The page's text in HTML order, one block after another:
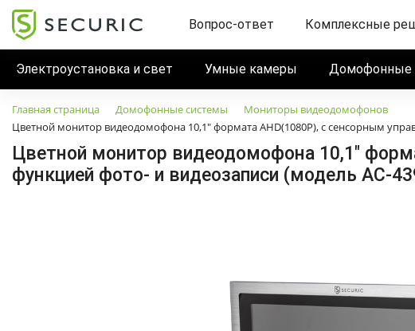
Вопрос-ответ Комплексные
Электроустановка и свет Умные камеры Домофонные
Главная страница Домофонные системы
Мониторы видеодомофонов
Цветной монитор видеодомофона 10,1" формата AHD(1080P), с сенсорным
Цветной монитор видеодомофона 10,1"
функцией фото- и видеозаписи (модель AC-